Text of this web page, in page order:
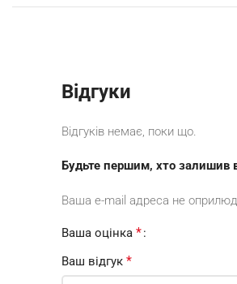
Відгуки
Відгуків немає, поки що.
Будьте першим, хто залишив
Ваша e-mail адреса не
Ваша оцінка *
Ваш відгук *